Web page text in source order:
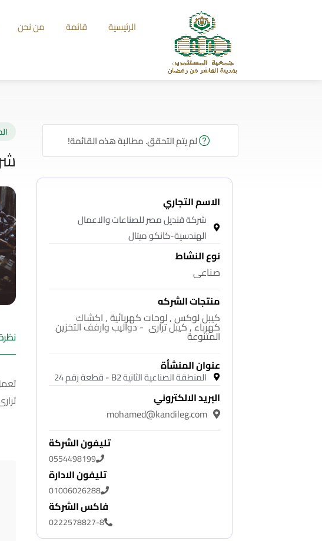
الرئيسية قائمة من نحن
لم يتم التحقق. مطالبة هذه القائمة!
الاسم التجاري
شركة قنديل مصر للصناعات والاعمال
الهندسية-كانكو ميتال
نوع النشاط
صناعى
منتجات الشركه
كيبل لوكس , لوحات كهربائية , اكشاك
كهرباء , كيبل ترارى - دواليب وارفف التخزين
المتنوعة
عنوان المنشأة
المنطقة الصناعية الثانية B2 - قطعة رقم 24
البريد الالكتروني
mohamed@kandileg.com
تليفون الشركة
0554498199
تليفون الادارة
01006026288
فاكس الشركة
0222578827-8